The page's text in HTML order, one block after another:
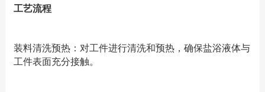
工艺流程
装料清洗预热：对工件进行清洗和预热，确保盐浴液体与
工件表面充分接触。